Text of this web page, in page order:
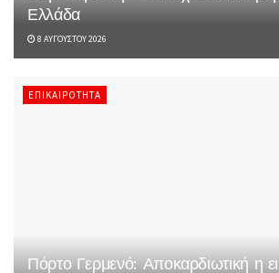
Ελλάδα
8 ΑΥΓΟΎΣΤΟΥ 2026
ΕΠΙΚΑΙΡΌΤΗΤΑ
Πόρτο Γερμενό: Αποκαρδιωτική η